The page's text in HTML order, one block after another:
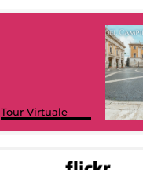
Tour Virtuale